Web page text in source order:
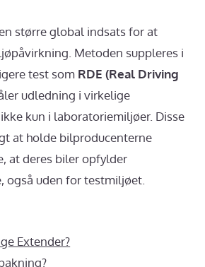
større global indsats for at
Metoden suppleres i
test som RDE (Real Driving
udledning i virkelige
kun i laboratoriemiljøer. Disse
at holde bilproducenterne
at deres biler opfylder
også uden for testmiljøet.
Extender?